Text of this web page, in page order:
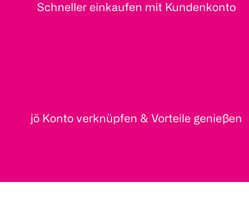
Schneller einkaufen mit Kundenkonto
jö Konto verknüpfen & Vorteile genießen